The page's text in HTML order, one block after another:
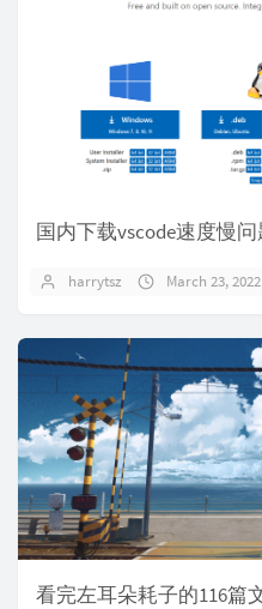
国内下载vscode速度慢
harrytsz March 23, 2022